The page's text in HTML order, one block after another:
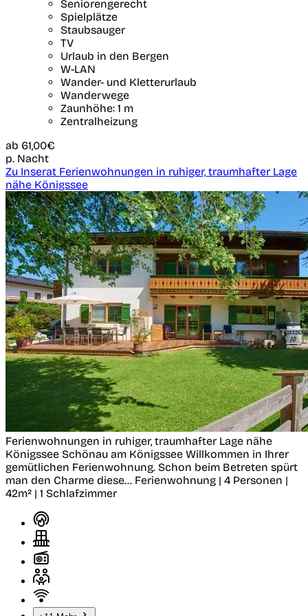
Seniorengerecht
Spielplätze
Staubsauger
TV
Urlaub in den Bergen
W-LAN
Wander- und Kletterurlaub
Wanderwege
Zaunhöhe: 1 m
Zentralheizung
ab 61,00€
p. Nacht
Zu Inserat Ferienwohnungen in ruhiger, traumhafter Lage
nähe Königssee
Ferienwohnungen in ruhiger, traumhafter Lage nähe
Königssee Schönau am Königssee Willkommen in Ihrer
gemütlichen Ferienwohnung. Schon beim Betreten spürt
man den Charme diese... Ferienwohnung | 4 Personen |
42m² | 1 Schlafzimmer